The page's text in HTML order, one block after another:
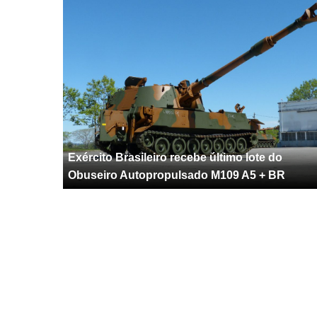
Exército Brasileiro recebe último lote do
Obuseiro Autopropulsado M109 A5 + BR